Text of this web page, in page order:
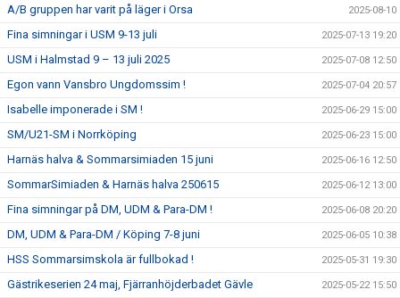
A/B gruppen har varit på läger i Orsa 2025-08-10
Fina simningar i USM 9-13 juli 2025-07-13 19:20
USM i Halmstad 9 – 13 juli 2025 2025-07-08 12:50
Egon vann Vansbro Ungdomssim ! 2025-07-04 20:57
Isabelle imponerade i SM ! 2025-06-29 15:00
SM/U21-SM i Norrköping 2025-06-23 15:00
Harnäs halva & Sommarsimiaden 15 juni 2025-06-16 12:50
SommarSimiaden & Harnäs halva 250615 2025-06-12 13:00
Fina simningar på DM, UDM & Para-DM ! 2025-06-08 20:20
DM, UDM & Para-DM / Köping 7-8 juni 2025-06-05 10:38
HSS Sommarsimskola är fullbokad ! 2025-05-31 19:30
Gästrikeserien 24 maj, Fjärranhöjderbadet Gävle 2025-05-22 15:50